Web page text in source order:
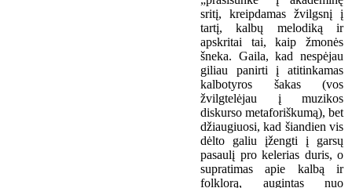
sritį, kreipdamas žvilgsnį į
tartį, kalbų melodiką ir
apskritai tai, kaip žmonės
šneka. Gaila, kad nespėjau
giliau panirti į atitinkamas
kalbotyros šakas (vos
žvilgtelėjau į muzikos
diskurso metaforiškumą), bet
džiaugiuosi, kad šiandien vis
dėlto galiu įžengti į garsų
pasaulį pro kelerias duris, o
supratimas apie kalbą ir
folklorą, augintas nuo